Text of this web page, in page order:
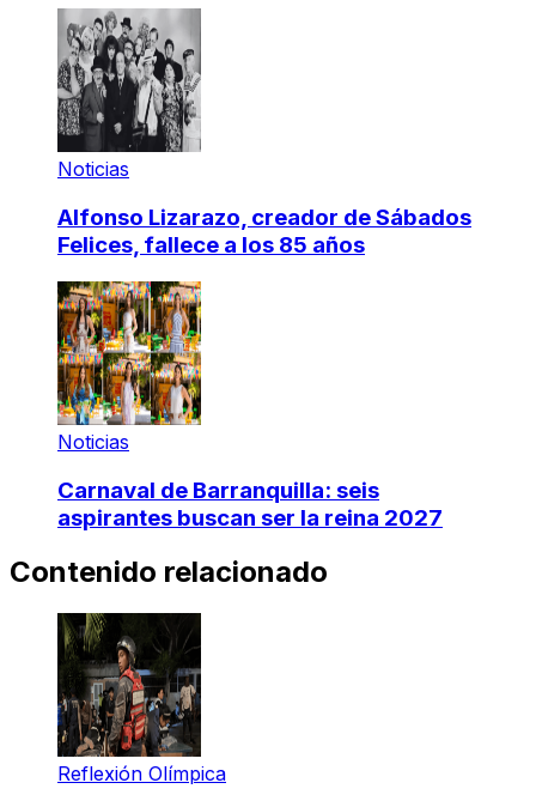
Noticias
Alfonso Lizarazo, creador de Sábados
Felices, fallece a los 85 años
Noticias
Carnaval de Barranquilla: seis
aspirantes buscan ser la reina 2027
Contenido relacionado
Reflexión Olímpica